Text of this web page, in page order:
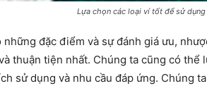
Lựa chọn các loại ví tốt để sử dụng
đặc điểm và sự đánh giá ưu,
thuận tiện nhất. Chúng ta cũng có thể
sử dụng và nhu cầu đáp ứng. Chúng